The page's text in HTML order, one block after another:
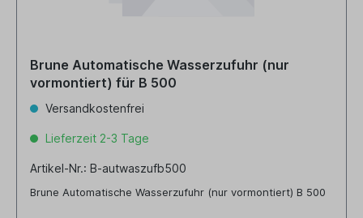
Brune Automatische Wasserzufuhr (nur
vormontiert) für B 500
Versandkostenfrei
Lieferzeit 2-3 Tage
Artikel-Nr.: B-autwaszufb500
Brune Automatische Wasserzufuhr (nur vormontiert) B 500